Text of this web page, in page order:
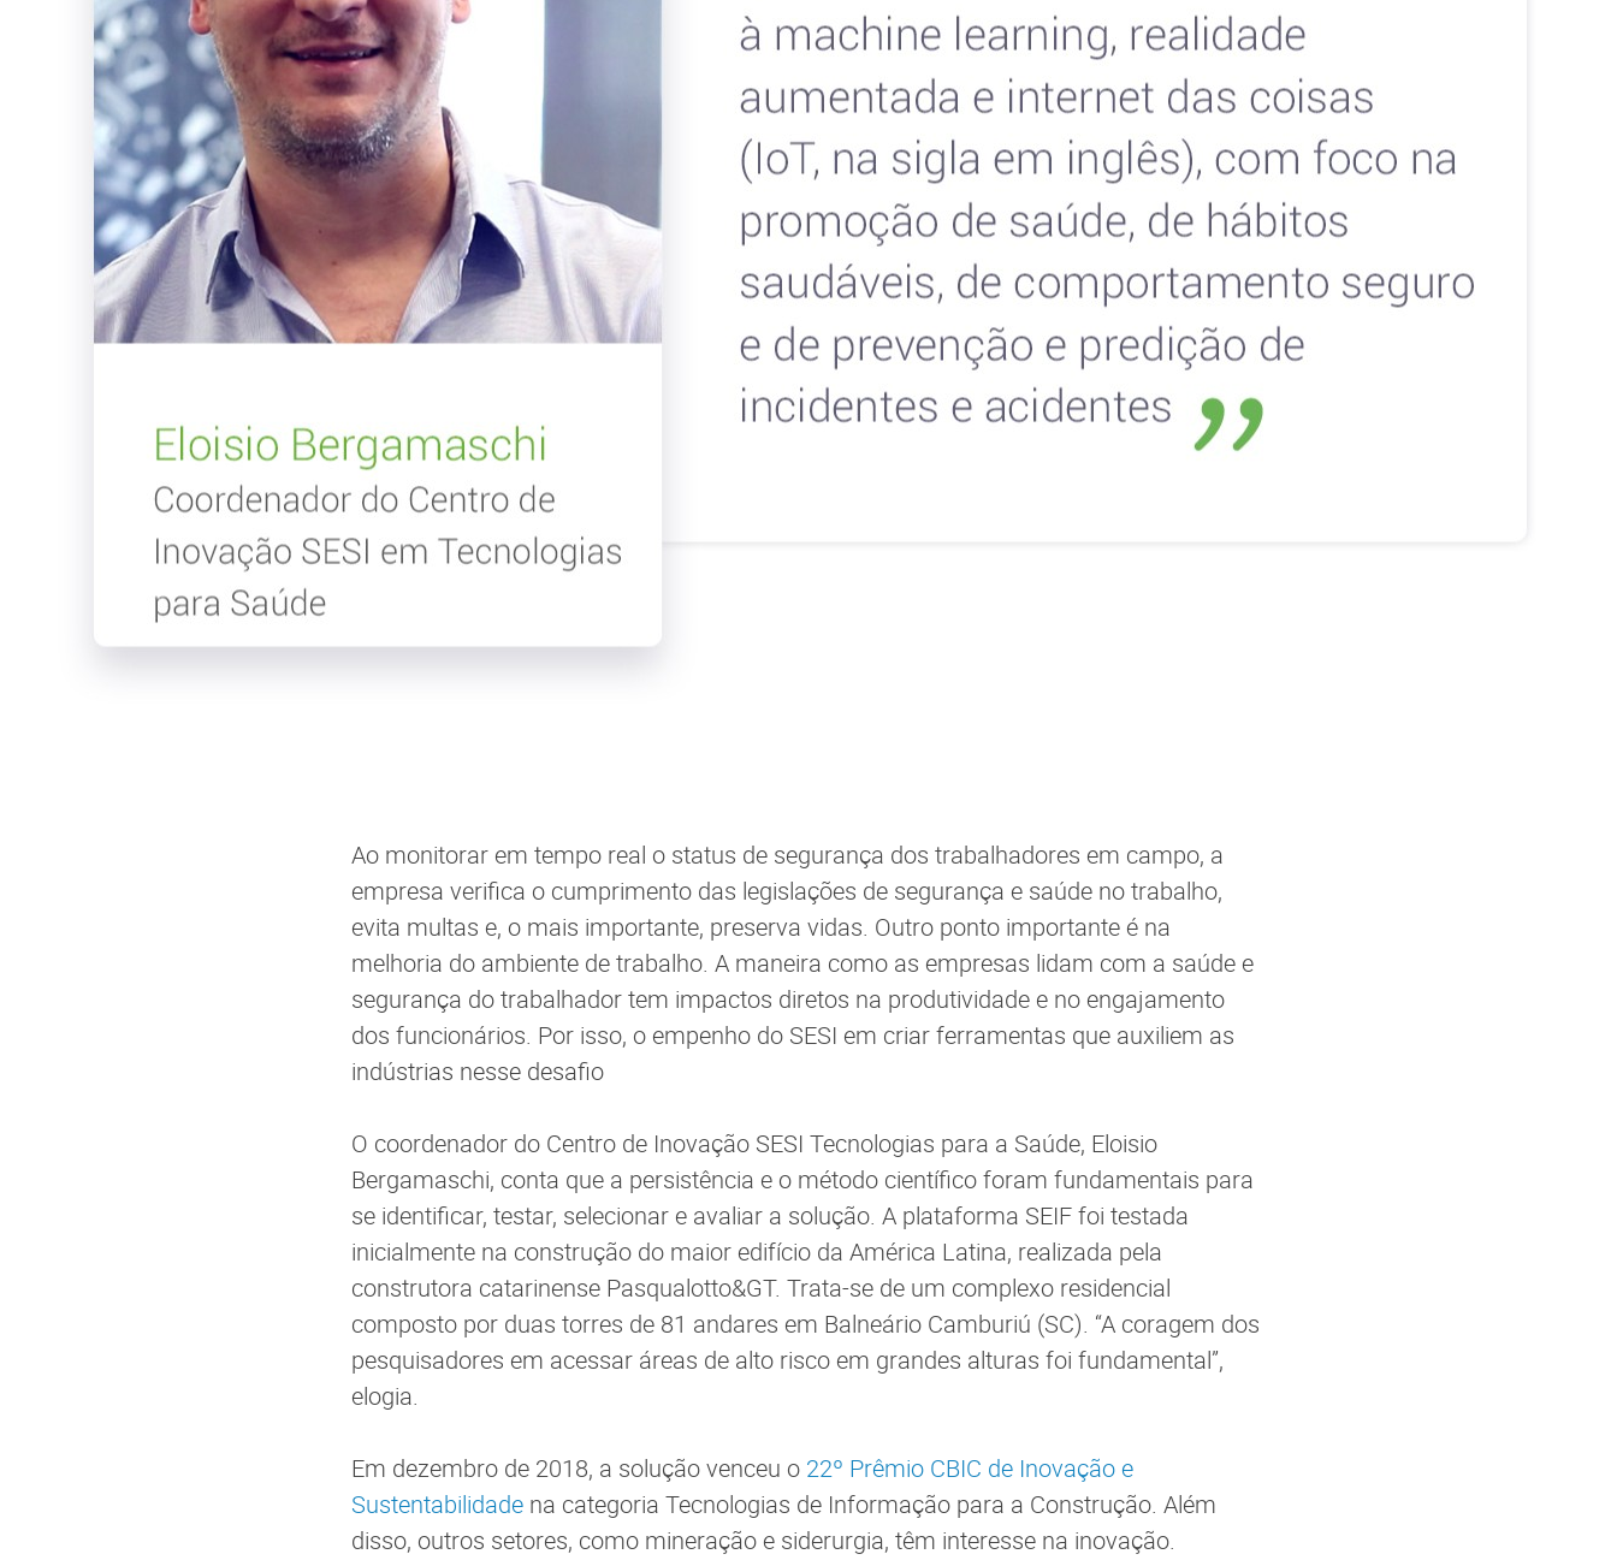
Ao monitorar em tempo real o status de segurança dos trabalhadores em campo, a
empresa verifica o cumprimento das legislações de segurança e saúde no trabalho,
evita multas e, o mais importante, preserva vidas. Outro ponto importante é na
melhoria do ambiente de trabalho. A maneira como as empresas lidam com a saúde e
segurança do trabalhador tem impactos diretos na produtividade e no engajamento
dos funcionários. Por isso, o empenho do SESI em criar ferramentas que auxiliem as
indústrias nesse desafio
O coordenador do Centro de Inovação SESI Tecnologias para a Saúde, Eloisio
Bergamaschi, conta que a persistência e o método científico foram fundamentais para
se identificar, testar, selecionar e avaliar a solução. A plataforma SEIF foi testada
inicialmente na construção do maior edifício da América Latina, realizada pela
construtora catarinense Pasqualotto&GT. Trata-se de um complexo residencial
composto por duas torres de 81 andares em Balneário Camburiú (SC). “A coragem dos
pesquisadores em acessar áreas de alto risco em grandes alturas foi fundamental”,
elogia.
Em dezembro de 2018, a solução venceu o 22º Prêmio CBIC de Inovação e
Sustentabilidade na categoria Tecnologias de Informação para a Construção. Além
disso, outros setores, como mineração e siderurgia, têm interesse na inovação.